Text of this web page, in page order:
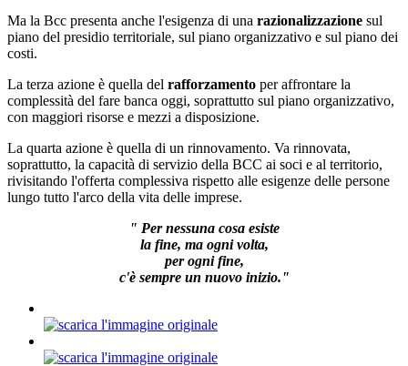
Ma la Bcc presenta anche l'esigenza di una razionalizzazione sul
piano del presidio territoriale, sul piano organizzativo e sul piano dei
costi.
La terza azione è quella del rafforzamento per affrontare la
complessità del fare banca oggi, soprattutto sul piano organizzativo,
con maggiori risorse e mezzi a disposizione.
La quarta azione è quella di un rinnovamento. Va rinnovata,
soprattutto, la capacità di servizio della BCC ai soci e al territorio,
rivisitando l'offerta complessiva rispetto alle esigenze delle persone
lungo tutto l'arco della vita delle imprese.
" Per nessuna cosa esiste
la fine, ma ogni volta,
per ogni fine,
c'è sempre un nuovo inizio."